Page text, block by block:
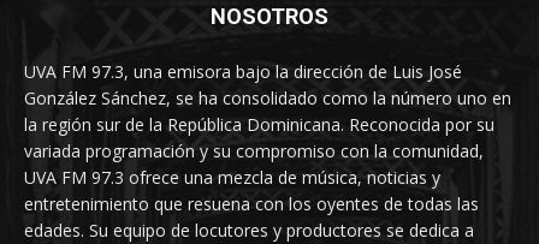
NOSOTROS
UVA FM 97.3, una emisora bajo la dirección de Luis José
González Sánchez, se ha consolidado como la número uno en
la región sur de la República Dominicana. Reconocida por su
variada programación y su compromiso con la comunidad,
UVA FM 97.3 ofrece una mezcla de música, noticias y
entretenimiento que resuena con los oyentes de todas las
edades. Su equipo de locutores y productores se dedica a